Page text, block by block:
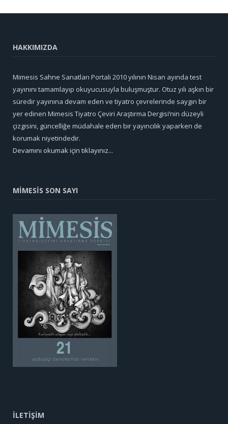
HAKKIMIZDA
Mimesis Sahne Sanatları Portali 2010 yılının Nisan ayında test
yayınını tamamlayıp okuyucusuyla buluşmuştur. Otuz yılı aşkın bir
süredir yayınına devam eden ve tiyatro çevrelerinde saygın bir
yer edinen Mimesis Tiyatro Çeviri Araştırma Dergisi’nin düzeyli
çizgisini, güncelliğe müdahale eden bir yayıncılık yaparken de
korumak niyetindedir.
Devamını okumak için tıklayınız...
MİMESİS SON SAYI
İLETİŞİM